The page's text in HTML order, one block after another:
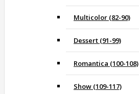
Multicolor (82-90)
Dessert (91-99)
Romantica (100-108)
Show (109-117)